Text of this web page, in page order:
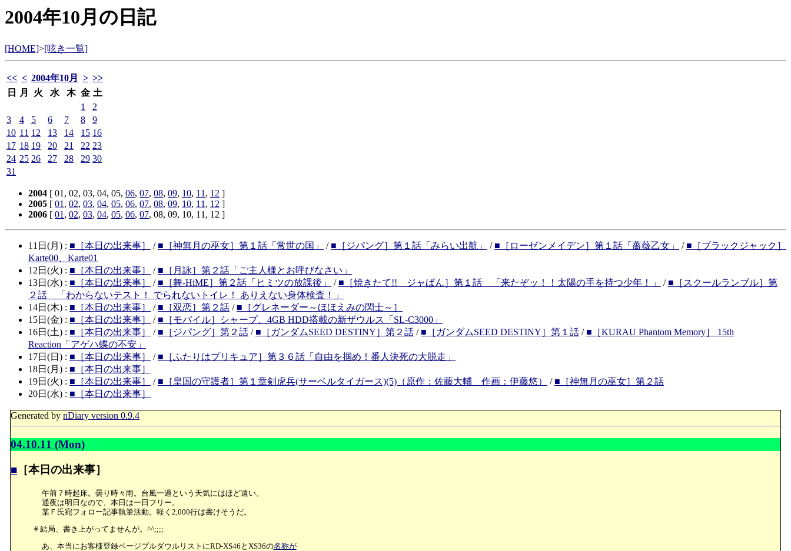
2004年10月の日記
[HOME]>[呟き一覧]
<< < 2004年10月 > >>
日
月 火 水 木 金 土
1
2
3
4 5 6 7 8
9
10 11 12 13 14 15 16
17 18 19 20 21 22 23
24 25 26 27 28 29 30
31
2004 [ 01, 02, 03, 04, 05, 06, 07, 08, 09, 10, 11, 12 ]
2005 [ 01, 02, 03, 04, 05, 06, 07, 08, 09, 10, 11, 12 ]
2006 [ 01, 02, 03, 04, 05, 06, 07, 08, 09, 10, 11, 12 ]
11日(月) : ■［本日の出来事］ / ■［神無月の巫女］第１話「常世の国」 / ■［ジパング］第１話「みらい出航」 / ■［ローゼンメイデン］第１話「薔薇乙女」 / ■［ブラックジャック］
Karte00、Karte01
12日(火) : ■［本日の出来事］ / ■［月詠］第２話「ご主人様とお呼びなさい」
13日(水) : ■［本日の出来事］ / ■［舞-HiME］第２話「ヒミツの放課後」 / ■［焼きたて!! ジャぱん］第１話 「来たぞッ！！太陽の手を持つ少年！」 / ■［スクールランブル］第
２話 「わからないテスト！ でられないトイレ！ ありえない身体検査！」
14日(木) : ■［本日の出来事］ / ■［双恋］第２話 / ■［グレネーダー～ほほえみの閃士～］
15日(金) : ■［本日の出来事］ / ■［モバイル］シャープ、4GB HDD搭載の新ザウルス「SL-C3000」
16日(土) : ■［本日の出来事］ / ■［ジパング］第２話 / ■［ガンダムSEED DESTINY］第２話 / ■［ガンダムSEED DESTINY］第１話 / ■［KURAU Phantom Memory］ 15th
Reaction「アゲハ蝶の不安」
17日(日) : ■［本日の出来事］ / ■［ふたりはプリキュア］第３６話「自由を掴め！番人決死の大脱走」
18日(月) : ■［本日の出来事］
19日(火) : ■［本日の出来事］ / ■［皇国の守護者］第１章剣虎兵(サーベルタイガース)(5)（原作：佐藤大輔 作画：伊藤悠） / ■［神無月の巫女］第２話
20日(水) : ■［本日の出来事］
Generated bynDiary version 0.9.4
04.10.11 (Mon)
■ ［本日の出来事］
午前７時起床。曇り時々雨。台風一過という天気にはほど遠い。
通夜は明日なので、本日は一日フリー。
某Ｆ氏宛フォロー記事執筆活動。軽く2,000行は書けそうだ。
# 結局、書き上がってませんが。^^;;;;
あ、本当にお客様登録ページプルダウルリストにRD-XS46とXS36の名称が